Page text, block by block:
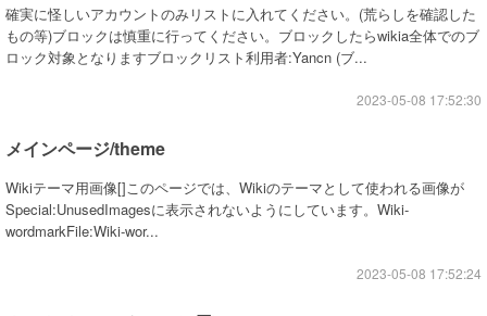
確実に怪しいアカウントのみリストに入れてください。(荒らしを確認した
もの等)ブロックは慎重に行ってください。ブロックしたらwikia全体でのブ
ロック対象となりますブロックリスト利用者:Yancn (ブ...
2023-05-08 17:52:30
メインページ/theme
Wikiテーマ用画像[]このページでは、Wikiのテーマとして使われる画像が
Special:UnusedImagesに表示されないようにしています。Wiki-
wordmarkFile:Wiki-wor...
2023-05-08 17:52:24